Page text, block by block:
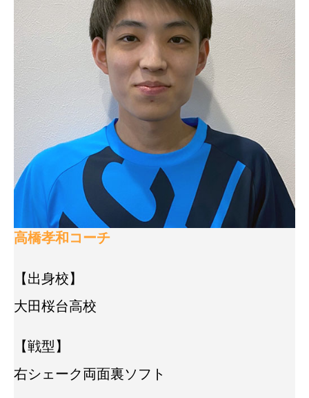
高橋孝和コーチ
【出身校】
大田桜台高校
【戦型】
右シェーク両面裏ソフト